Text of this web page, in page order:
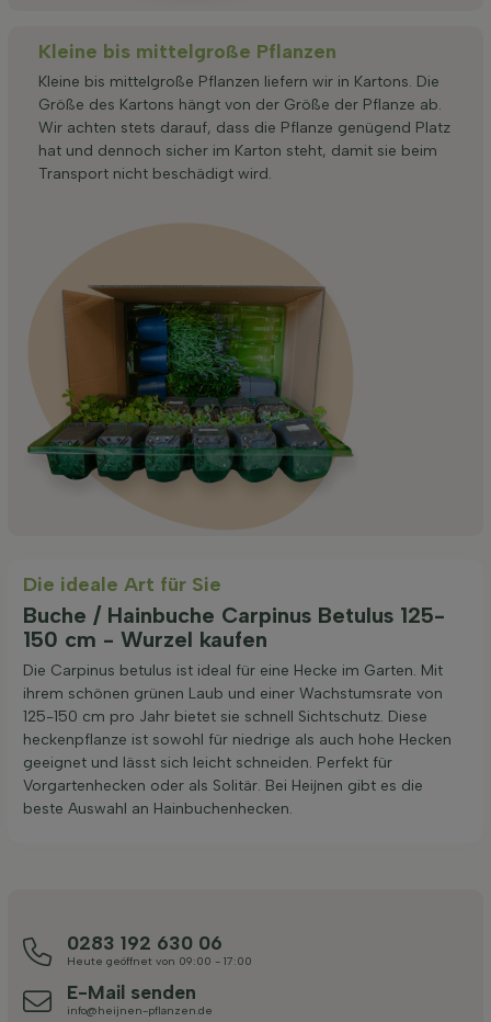
Kleine bis mittelgroße Pflanzen
Kleine bis mittelgroße Pflanzen liefern wir in Kartons. Die
Größe des Kartons hängt von der Größe der Pflanze ab.
Wir achten stets darauf, dass die Pflanze genügend Platz
hat und dennoch sicher im Karton steht, damit sie beim
Transport nicht beschädigt wird.
Die ideale Art für Sie
Buche / Hainbuche Carpinus Betulus 125-
150 cm - Wurzel kaufen
Die Carpinus betulus ist ideal für eine Hecke im Garten. Mit
ihrem schönen grünen Laub und einer Wachstumsrate von
125-150 cm pro Jahr bietet sie schnell Sichtschutz. Diese
heckenpflanze ist sowohl für niedrige als auch hohe Hecken
geeignet und lässt sich leicht schneiden. Perfekt für
Vorgartenhecken oder als Solitär. Bei Heijnen gibt es die
beste Auswahl an Hainbuchenhecken.
0283 192 630 06
Heute geöffnet von 09:00 - 17:00
E-Mail senden
info@heijnen-pflanzen.de